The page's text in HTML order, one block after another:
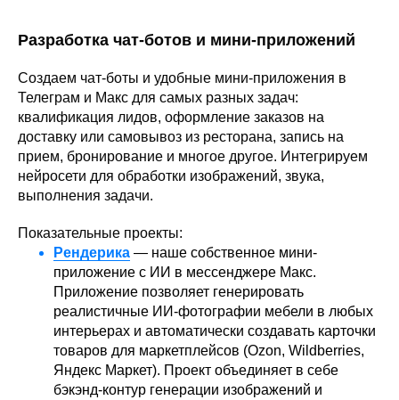
Разработка чат-ботов и мини-приложений
Создаем чат-боты и удобные мини-приложения в
Телеграм и Макс для самых разных задач:
квалификация лидов, оформление заказов на
доставку или самовывоз из ресторана, запись на
прием, бронирование и многое другое. Интегрируем
нейросети для обработки изображений, звука,
выполнения задачи.
Показательные проекты:
Рендерика — наше собственное мини-
приложение с ИИ в мессенджере Макс.
Приложение позволяет генерировать
реалистичные ИИ-фотографии мебели в любых
интерьерах и автоматически создавать карточки
товаров для маркетплейсов (Ozon, Wildberries,
Яндекс Маркет). Проект объединяет в себе
бэкэнд-контур генерации изображений и